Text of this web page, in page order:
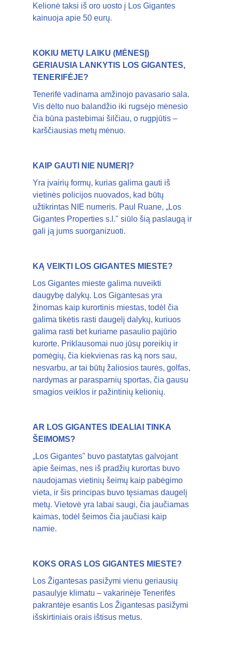
Kelionė taksi iš oro uosto į Los Gigantes
kainuoja apie 50 eurų.
KOKIU METŲ LAIKU (MĖNESĮ)
GERIAUSIA LANKYTIS LOS GIGANTES,
TENERIFĖJE?
Tenerifė vadinama amžinojo pavasario sala.
Vis dėlto nuo balandžio iki rugsėjo mėnesio
čia būna pastebimai šilčiau, o rugpjūtis –
karščiausias metų mėnuo.
KAIP GAUTI NIE NUMERĮ?
Yra įvairių formų, kurias galima gauti iš
vietinės policijos nuovados, kad būtų
užtikrintas NIE numeris. Paul Ruane, „Los
Gigantes Properties s.l." siūlo šią paslaugą ir
gali ją jums suorganizuoti.
KĄ VEIKTI LOS GIGANTES MIESTE?
Los Gigantes mieste galima nuveikti
daugybę dalykų. Los Gigantesas yra
žinomas kaip kurortinis miestas, todėl čia
galima tikėtis rasti daugelį dalykų, kuriuos
galima rasti bet kuriame pasaulio pajūrio
kurorte. Priklausomai nuo jūsų poreikių ir
pomėgių, čia kiekvienas ras ką nors sau,
nesvarbu, ar tai būtų žaliosios taurės, golfas,
nardymas ar parasparnių sportas, čia gausu
smagios veiklos ir pažintinių kelionių.
AR LOS GIGANTES IDEALIAI TINKA
ŠEIMOMS?
„Los Gigantes" buvo pastatytas galvojant
apie šeimas, nes iš pradžių kurortas buvo
naudojamas vietinių šeimų kaip pabėgimo
vieta, ir šis principas buvo tęsiamas daugelį
metų. Vietovė yra labai saugi, čia jaučiamas
kaimas, todėl šeimos čia jaučiasi kaip
namie.
KOKS ORAS LOS GIGANTES MIESTE?
Los Žigantesas pasižymi vienu geriausių
pasaulyje klimatu – vakarinėje Tenerifės
pakrantėje esantis Los Žigantesas pasižymi
išskirtiniais orais ištisus metus.